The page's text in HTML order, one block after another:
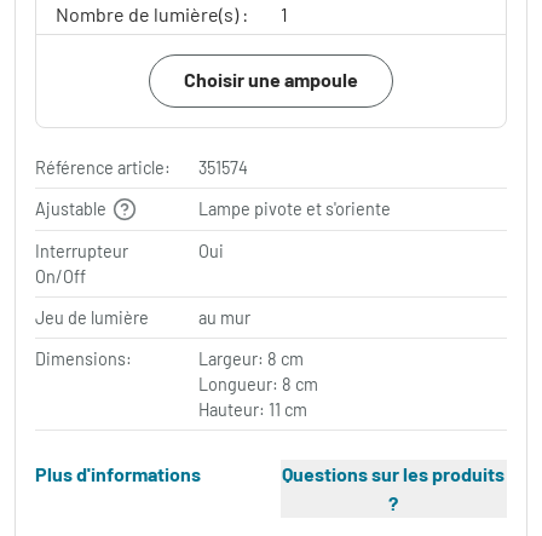
Nombre de lumière(s) :
1
Choisir une ampoule
Référence article:
351574
Ajustable
Lampe pivote et s'oriente
Interrupteur
On/Off
Oui
Jeu de lumière
au mur
Dimensions:
Largeur: 8 cm
Longueur: 8 cm
Hauteur: 11 cm
Plus d'informations
Questions sur les produits
?